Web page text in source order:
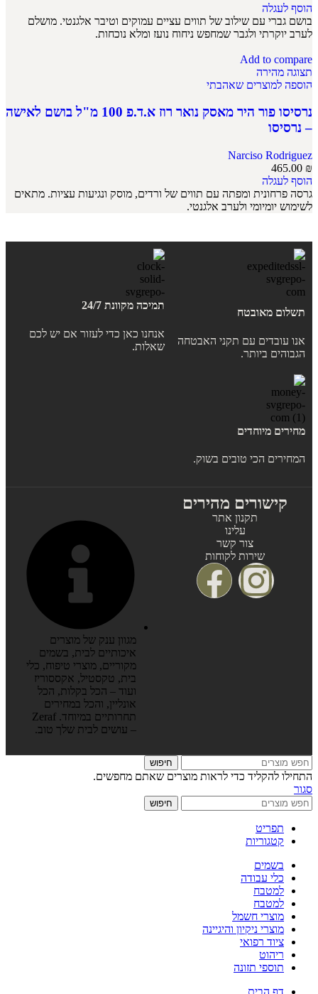
הוסף לעגלה
בושם גברי עם שילוב של תווים עציים עמוקים וטיבר אלגנטי. מושלם
לערב יוקרתי ולגבר שמחפש ניחוח נועז ומלא נוכחות.
Add to compare
תצוגה מהירה
הוספה למוצרים שאהבתי
נרסיסו פור היר מאסק נואר רוז א.ד.פ 100 מ"ל בושם לאישה
– נרסיסו
Narciso Rodriguez
465.00 ₪
הוסף לעגלה
גרסה פרחונית ומפתה עם תווים של ורדים, מוסק ונגיעות עציות. מתאים
לשימוש יומיומי ולערב אלגנטי.
תשלום מאובטח
אנו עובדים עם תקני האבטחה
הגבוהים ביותר.
תמיכה מקוונת 24/7
אנחנו כאן כדי לעזור אם יש לכם
שאלות.
מחירים מיוחדים
המחירים הכי טובים בשוק.
קישורים מהירים
תקנון אתר
עלינו
צור קשר
שירות לקוחות
מגוון ענק של מוצרים
איכותיים לבית, בשמים
מקוריים, מוצרי טיפוח, כלי
בית, טקסטיל, אקססוריז
ועוד – הכל בקלות, הכל
אונליין, והכל במחירים
תחרותיים במיוחד. Zeraf
– עושים לבית שלך טוב.
חיפוש
התחילו להקליד כדי לראות מוצרים שאתם מחפשים.
סגור
חיפוש
תפריט
קטגוריות
בשמים
כלי עבודה
למטבח
למטבח
מוצרי חשמל
מוצרי ניקיון והיגיינה
ציוד רפואי
ריהוט
תוספי תזונה
דף הבית